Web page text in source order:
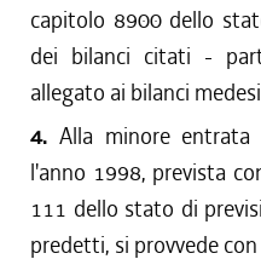
capitolo 8900 dello
dei bilanci citati -
allegato ai bilanci
4. Alla minore
l'anno 1998, prevista
111 dello stato di
predetti, si provvede